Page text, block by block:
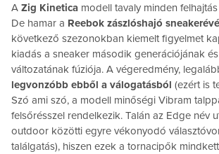
A Zig Kinetica modell tavaly minden
De hamar a Reebok zászlóshajó
következő szezonokban kiemelt figyelmet
kiadás a sneaker második generációjának
változatának fúziója. A végeredmény,
legvonzóbb ebből a válogatásból (ezért is
Szó ami szó, a modell minőségi Vibram
felsőrésszel rendelkezik. Talán az Edge név
outdoor közötti egyre vékonyodó
találgatás), hiszen ezek a tornacipők